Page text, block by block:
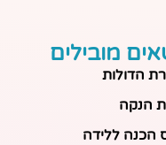
מובילים
הדולות
הנקה
הכנה ללידה